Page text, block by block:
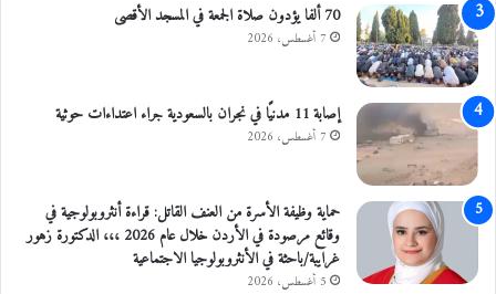
70 ألفا يؤدون صلاة الجمعة في المسجد الأقصى
7 أغسطس، 2026
إصابة 11 مدنيًا في نجران بالسعودية جراء اعتداءات حوثية
7 أغسطس، 2026
حماية وظيفة الأسرة من العنف القاتل: قراءة أنثروبولوجية في
وقائع مرصودة في الأردن خلال عام 2026 ،،، الدكتورة زهور
غرايبة/باحثة في الأنثروبولوجيا الاجتماعية
5 أغسطس، 2026